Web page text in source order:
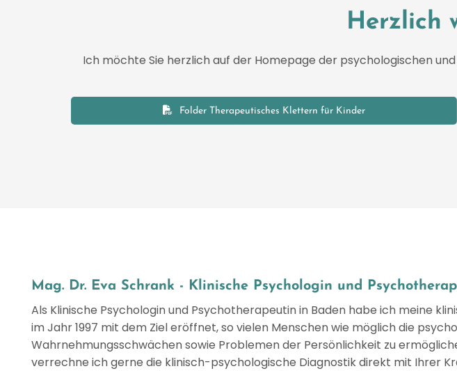
Herzlich
Ich möchte Sie herzlich auf der Homepage der psychologischen
Folder Therapeutisches Klettern für Kinder
Mag. Dr. Eva Schrank - Klinische Psychologin und
Als Klinische Psychologin und Psychotherapeutin in Baden habe ich meine
im Jahr 1997 mit dem Ziel eröffnet, so vielen Menschen wie möglich die
Wahrnehmungsschwächen sowie Problemen der Persönlichkeit zu
verrechne ich gerne die klinisch-psychologische Diagnostik direkt mit Ihrer